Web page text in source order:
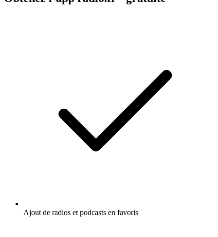
Ajout de radios et podcasts en favoris